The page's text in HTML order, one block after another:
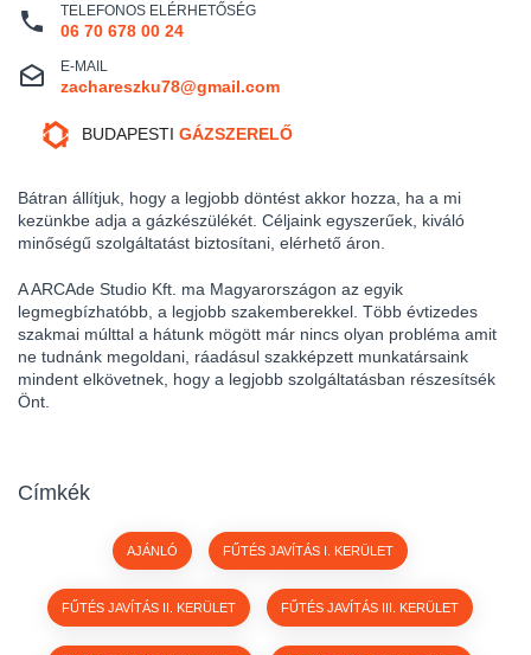
TELEFONOS ELÉRHETŐSÉG
06 70 678 00 24
E-MAIL
zachareszku78@gmail.com
BUDAPESTI GÁZSZERELŐ
Bátran állítjuk, hogy a legjobb döntést akkor hozza, ha a mi
kezünkbe adja a gázkészülékét. Céljaink egyszerűek, kiváló
minőségű szolgáltatást biztosítani, elérhető áron.
A ARCAde Studio Kft. ma Magyarországon az egyik
legmegbízhatóbb, a legjobb szakemberekkel. Több évtizedes
szakmai múlttal a hátunk mögött már nincs olyan probléma amit
ne tudnánk megoldani, ráadásul szakképzett munkatársaink
mindent elkövetnek, hogy a legjobb szolgáltatásban részesítsék
Önt.
Címkék
AJÁNLÓ FŰTÉS JAVÍTÁS I. KERÜLET
FŰTÉS JAVÍTÁS II. KERÜLET FŰTÉS JAVÍTÁS III. KERÜLET